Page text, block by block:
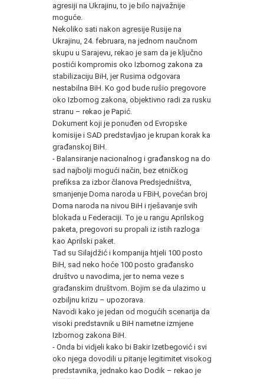
agresiji na Ukrajinu, to je bilo najvažnije
moguće.
Nekoliko sati nakon agresije Rusije na
Ukrajinu, 24. februara, na jednom naučnom
skupu u Sarajevu, rekao je sam da je ključno
postići kompromis oko Izbornog zakona za
stabilizaciju BiH, jer Rusima odgovara
nestabilna BiH. Ko god bude rušio pregovore
oko Izbornog zakona, objektivno radi za rusku
stranu – rekao je Papić.
Dokument koji je ponuđen od Evropske
komisije i SAD predstavljao je krupan korak ka
građanskoj BiH.
- Balansiranje nacionalnog i građanskog na do
sad najbolji mogući način, bez etničkog
prefiksa za izbor članova Predsjedništva,
smanjenje Doma naroda u FBiH, povećan broj
Doma naroda na nivou BiH i rješavanje svih
blokada u Federaciji. To je u rangu Aprilskog
paketa, pregovori su propali iz istih razloga
kao Aprilski paket.
Tad su Silajdžić i kompanija htjeli 100 posto
BiH, sad neko hoće 100 posto građansko
društvo u navodima, jer to nema veze s
građanskim društvom. Bojim se da ulazimo u
ozbiljnu krizu – upozorava.
Navodi kako je jedan od mogućih scenarija da
visoki predstavnik u BiH nametne izmjene
Izbornog zakona BiH.
- Onda bi vidjeli kako bi Bakir Izetbegović i svi
oko njega dovodili u pitanje legitimitet visokog
predstavnika, jednako kao Dodik – rekao je